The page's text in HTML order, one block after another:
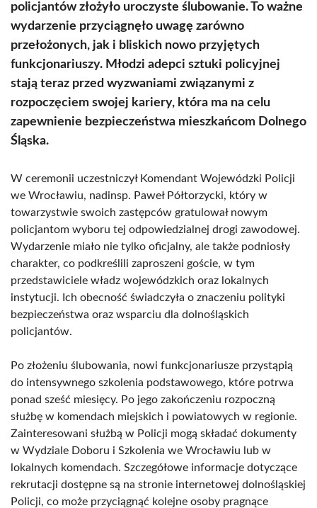
policjantów złożyło uroczyste ślubowanie. To ważne
wydarzenie przyciągnęło uwagę zarówno
przełożonych, jak i bliskich nowo przyjętych
funkcjonariuszy. Młodzi adepci sztuki policyjnej
stają teraz przed wyzwaniami związanymi z
rozpoczęciem swojej kariery, która ma na celu
zapewnienie bezpieczeństwa mieszkańcom Dolnego
Śląska.
W ceremonii uczestniczył Komendant Wojewódzki Policji
we Wrocławiu, nadinsp. Paweł Półtorzycki, który w
towarzystwie swoich zastępców gratulował nowym
policjantom wyboru tej odpowiedzialnej drogi zawodowej.
Wydarzenie miało nie tylko oficjalny, ale także podniosły
charakter, co podkreślili zaproszeni goście, w tym
przedstawiciele władz wojewódzkich oraz lokalnych
instytucji. Ich obecność świadczyła o znaczeniu polityki
bezpieczeństwa oraz wsparciu dla dolnośląskich
policjantów.
Po złożeniu ślubowania, nowi funkcjonariusze przystąpią
do intensywnego szkolenia podstawowego, które potrwa
ponad sześć miesięcy. Po jego zakończeniu rozpoczną
służbę w komendach miejskich i powiatowych w regionie.
Zainteresowani służbą w Policji mogą składać dokumenty
w Wydziale Doboru i Szkolenia we Wrocławiu lub w
lokalnych komendach. Szczegółowe informacje dotyczące
rekrutacji dostępne są na stronie internetowej dolnośląskiej
Policji, co może przyciągnąć kolejne osoby pragnące